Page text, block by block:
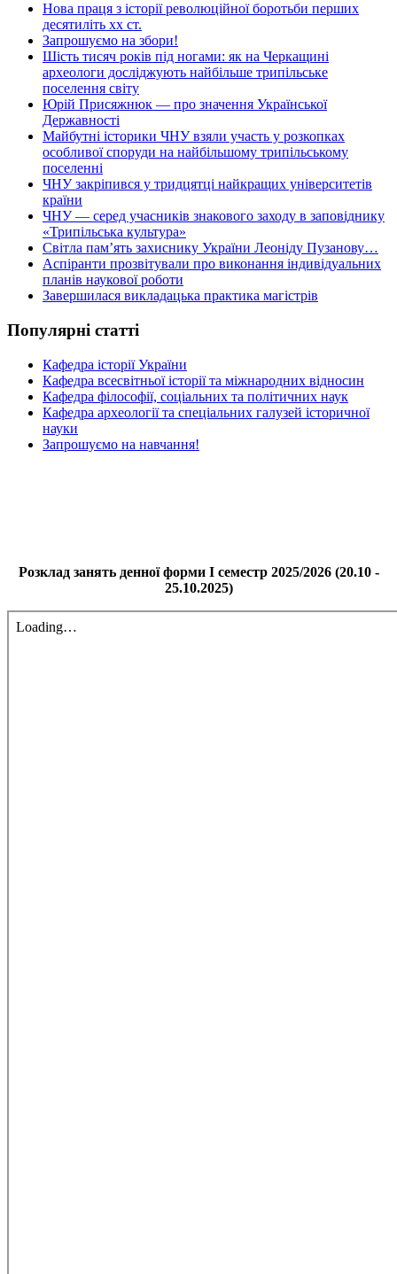
Нова праця з історії революційної боротьби перших
десятиліть хх ст.
Запрошуємо на збори!
Шість тисяч років під ногами: як на Черкащині
археологи досліджують найбільше трипільське
поселення світу
Юрій Присяжнюк — про значення Української
Державності
Майбутні історики ЧНУ взяли участь у розкопках
особливої споруди на найбільшому трипільському
поселенні
ЧНУ закріпився у тридцятці найкращих університетів
країни
ЧНУ — серед учасників знакового заходу в заповіднику
«Трипільська культура»
Світла пам’ять захиснику України Леоніду Пузанову…
Аспіранти прозвітували про виконання індивідуальних
планів наукової роботи
Завершилася викладацька практика магістрів
Популярні статті
Кафедра історії України
Кафедра всесвітньої історії та міжнародних відносин
Кафедра філософії, соціальних та політичних наук
Кафедра археології та спеціальних галузей історичної
науки
Запрошуємо на навчання!
Розклад занять денної форми І семестр 2025/2026 (20.10 -
25.10.2025)